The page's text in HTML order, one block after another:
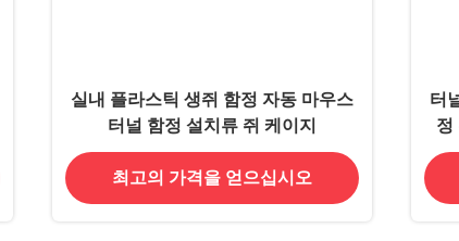
실내 플라스틱 생쥐 함정 자동 마우스
터널 함정 설치류 쥐 케이지
최고의 가격을 얻으십시오
터
정